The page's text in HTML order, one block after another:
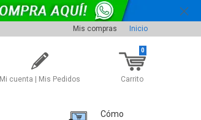
Mis compras Inicio
Mi cuenta | Mis Pedidos Carrito
0
Cómo